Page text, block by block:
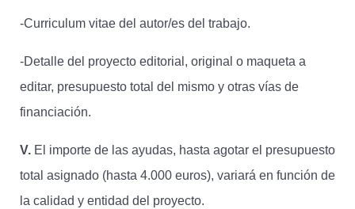
-Curriculum vitae del autor/es del trabajo.
-Detalle del proyecto editorial, original o maqueta a
editar, presupuesto total del mismo y otras vías de
financiación.
V. El importe de las ayudas, hasta agotar el presupuesto
total asignado (hasta 4.000 euros), variará en función de
la calidad y entidad del proyecto.